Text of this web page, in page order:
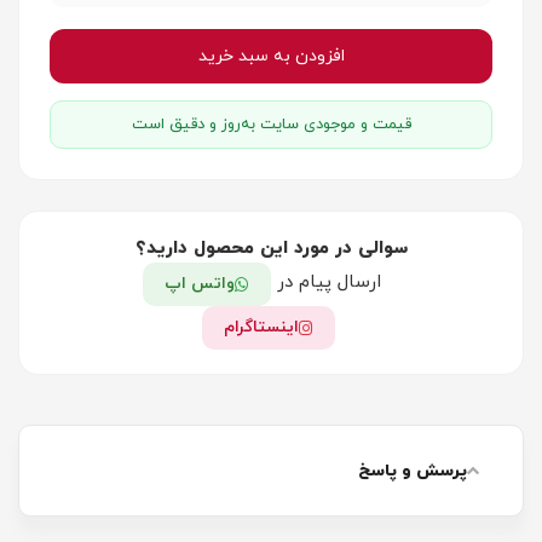
افزودن به سبد خرید
قیمت و موجودی سایت به‌روز و دقیق است
سوالی در مورد این محصول دارید؟
ارسال پیام در
واتس اپ
اینستاگرام
پرسش و پاسخ